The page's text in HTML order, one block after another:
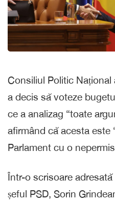
Consiliul Politic Național
a decis să voteze
ce a analizag “toate
afirmând că acesta este
Parlament cu o
Într-o scrisoare
șeful PSD, Sorin